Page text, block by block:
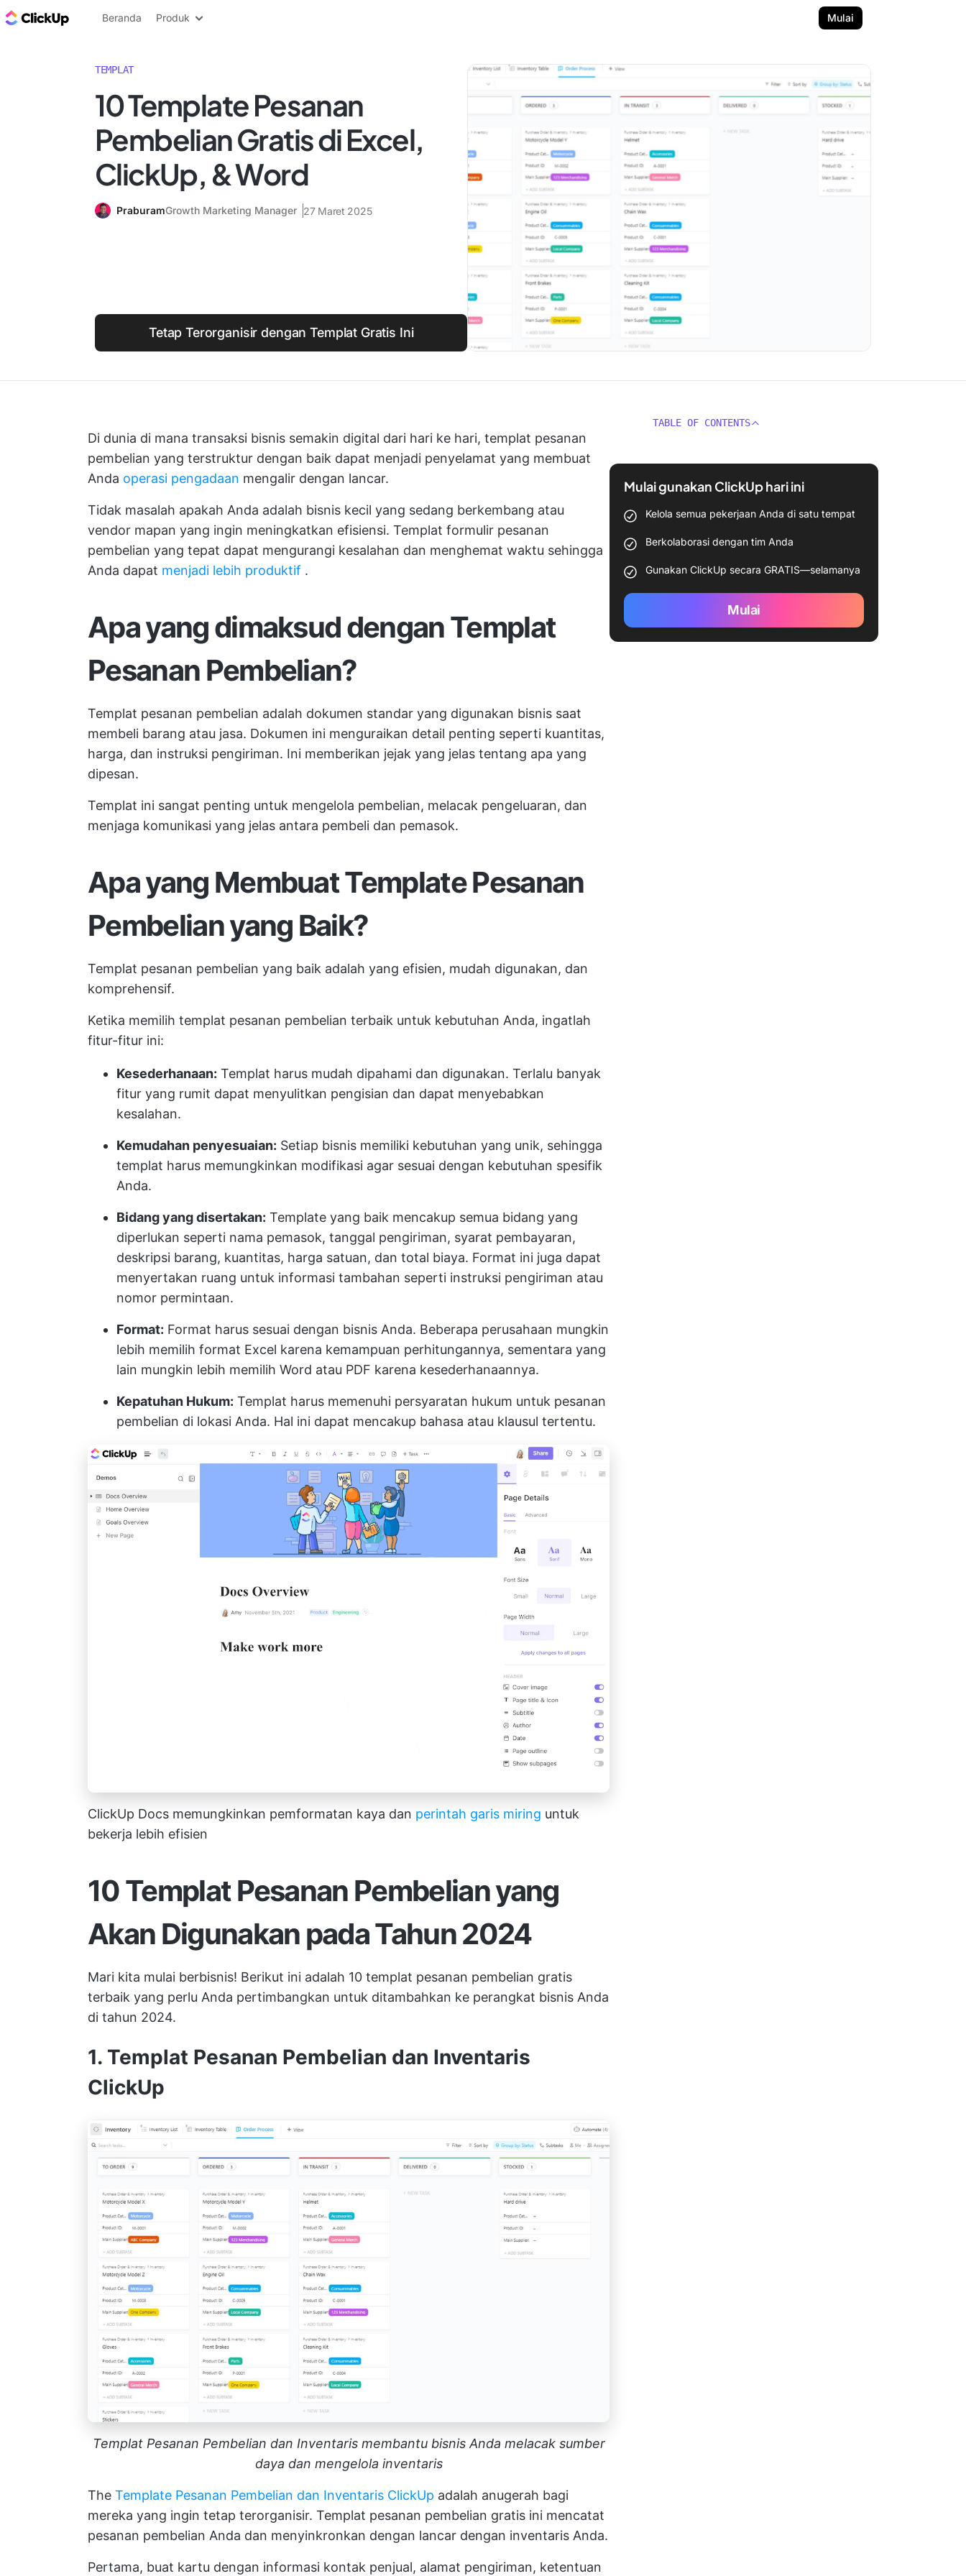
Blog ClickUp
Beranda Produk Mulai
TEMPLAT
10 Template Pesanan
Pembelian Gratis di Excel,
ClickUp, & Word
PraburamGrowth Marketing Manager 27 Maret 2025
Tetap Terorganisir dengan Templat Gratis Ini
Di dunia di mana transaksi bisnis semakin digital dari hari ke hari, templat pesanan
pembelian yang terstruktur dengan baik dapat menjadi penyelamat yang membuat
Anda operasi pengadaan mengalir dengan lancar.
Tidak masalah apakah Anda adalah bisnis kecil yang sedang berkembang atau
vendor mapan yang ingin meningkatkan efisiensi. Templat formulir pesanan
pembelian yang tepat dapat mengurangi kesalahan dan menghemat waktu sehingga
Anda dapat menjadi lebih produktif .
Apa yang dimaksud dengan Templat
Pesanan Pembelian?
Templat pesanan pembelian adalah dokumen standar yang digunakan bisnis saat
membeli barang atau jasa. Dokumen ini menguraikan detail penting seperti kuantitas,
harga, dan instruksi pengiriman. Ini memberikan jejak yang jelas tentang apa yang
dipesan.
Templat ini sangat penting untuk mengelola pembelian, melacak pengeluaran, dan
menjaga komunikasi yang jelas antara pembeli dan pemasok.
Apa yang Membuat Template Pesanan
Pembelian yang Baik?
Templat pesanan pembelian yang baik adalah yang efisien, mudah digunakan, dan
komprehensif.
Ketika memilih templat pesanan pembelian terbaik untuk kebutuhan Anda, ingatlah
fitur-fitur ini:
Kesederhanaan: Templat harus mudah dipahami dan digunakan. Terlalu banyak
fitur yang rumit dapat menyulitkan pengisian dan dapat menyebabkan
kesalahan.
Kemudahan penyesuaian: Setiap bisnis memiliki kebutuhan yang unik, sehingga
templat harus memungkinkan modifikasi agar sesuai dengan kebutuhan spesifik
Anda.
Bidang yang disertakan: Template yang baik mencakup semua bidang yang
diperlukan seperti nama pemasok, tanggal pengiriman, syarat pembayaran,
deskripsi barang, kuantitas, harga satuan, dan total biaya. Format ini juga dapat
menyertakan ruang untuk informasi tambahan seperti instruksi pengiriman atau
nomor permintaan.
Format: Format harus sesuai dengan bisnis Anda. Beberapa perusahaan mungkin
lebih memilih format Excel karena kemampuan perhitungannya, sementara yang
lain mungkin lebih memilih Word atau PDF karena kesederhanaannya.
Kepatuhan Hukum: Templat harus memenuhi persyaratan hukum untuk pesanan
pembelian di lokasi Anda. Hal ini dapat mencakup bahasa atau klausul tertentu.
ClickUp Docs memungkinkan pemformatan kaya dan perintah garis miring untuk
bekerja lebih efisien
10 Templat Pesanan Pembelian yang
Akan Digunakan pada Tahun 2024
Mari kita mulai berbisnis! Berikut ini adalah 10 templat pesanan pembelian gratis
terbaik yang perlu Anda pertimbangkan untuk ditambahkan ke perangkat bisnis Anda
di tahun 2024.
1. Templat Pesanan Pembelian dan Inventaris
ClickUp
Templat Pesanan Pembelian dan Inventaris membantu bisnis Anda melacak sumber
daya dan mengelola inventaris
The Template Pesanan Pembelian dan Inventaris ClickUp adalah anugerah bagi
mereka yang ingin tetap terorganisir. Templat pesanan pembelian gratis ini mencatat
pesanan pembelian Anda dan menyinkronkan dengan lancar dengan inventaris Anda.
Pertama, buat kartu dengan informasi kontak penjual, alamat pengiriman, ketentuan
TABLE OF CONTENTS
Mulai gunakan ClickUp hari ini
Kelola semua pekerjaan Anda di satu tempat
Berkolaborasi dengan tim Anda
Gunakan ClickUp secara GRATIS—selamanya
Mulai